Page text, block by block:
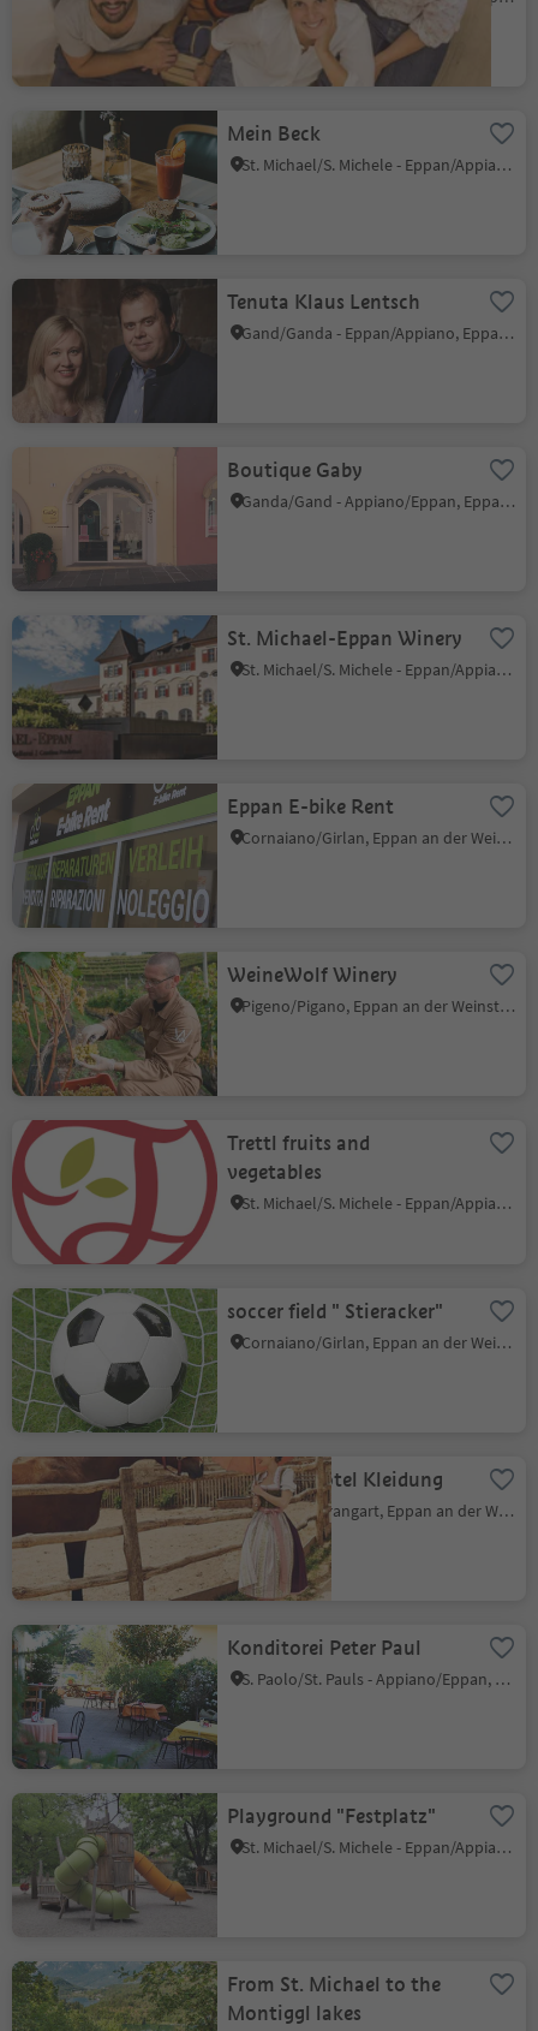
Mein Beck
St. Michael/S. Michele - Eppan/Appiano, Eppan an der Weinstaße/Appiano sulla Strada del Vino, Alto Adige Wine Road
Tenuta Klaus Lentsch
Gand/Ganda - Eppan/Appiano, Eppan an der Weinstaße/Appiano sulla Strada del Vino, Alto Adige Wine Road
Boutique Gaby
Ganda/Gand - Appiano/Eppan, Eppan an der Weinstaße/Appiano sulla Strada del Vino, Alto Adige Wine Road
St. Michael-Eppan Winery
St. Michael/S. Michele - Eppan/Appiano, Eppan an der Weinstaße/Appiano sulla Strada del Vino, Alto Adige Wine Road
Eppan E-bike Rent
Cornaiano/Girlan, Eppan an der Weinstaße/Appiano sulla Strada del Vino, Alto Adige Wine Road
WeineWolf Winery
Pigeno/Pigano, Eppan an der Weinstaße/Appiano sulla Strada del Vino, Alto Adige Wine Road
Trettl fruits and
vegetables
St. Michael/S. Michele - Eppan/Appiano, Eppan an der Weinstaße/Appiano sulla Strada del Vino, Alto Adige Wine Road
soccer field " Stieracker"
Cornaiano/Girlan, Eppan an der Weinstaße/Appiano sulla Strada del Vino, Alto Adige Wine Road
Country Hotel Kleidung
Frangarto/Frangart, Eppan an der Weinstaße/Appiano sulla Strada del Vino, Alto Adige Wine Road
Konditorei Peter Paul
S. Paolo/St. Pauls - Appiano/Eppan, Eppan an der Weinstaße/Appiano sulla Strada del Vino, Alto Adige Wine Road
Playground "Festplatz"
St. Michael/S. Michele - Eppan/Appiano, Eppan an der Weinstaße/Appiano sulla Strada del Vino, Alto Adige Wine Road
From St. Michael to the
Montiggl lakes